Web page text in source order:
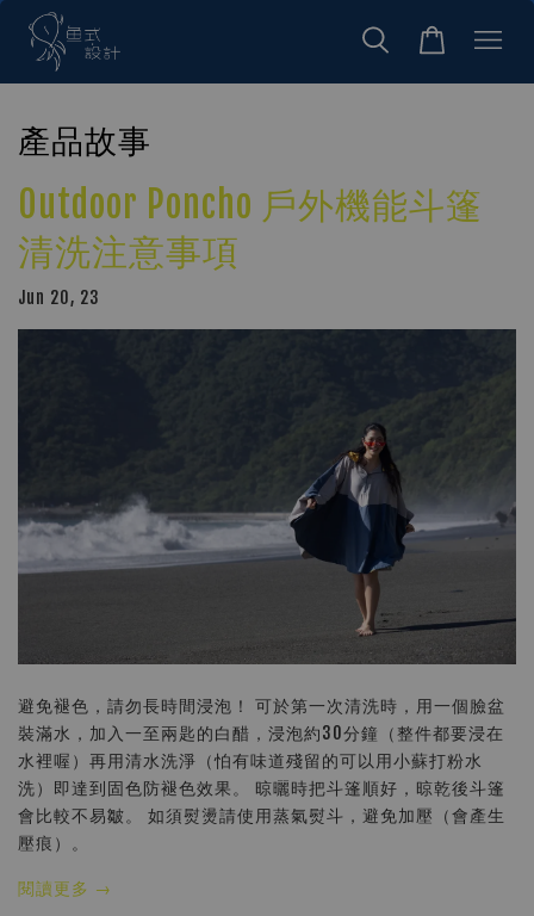
產品故事
Outdoor Poncho 戶外機能斗篷
清洗注意事項
Jun 20, 23
避免褪色，請勿長時間浸泡！ 可於第一次清洗時，用一個臉盆
裝滿水，加入一至兩匙的白醋，浸泡約30分鐘（整件都要浸在
水裡喔）再用清水洗淨（怕有味道殘留的可以用小蘇打粉水
洗）即達到固色防褪色效果。 晾曬時把斗篷順好，晾乾後斗篷
會比較不易皺。 如須熨燙請使用蒸氣熨斗，避免加壓（會產生
壓痕）。
閱讀更多 →